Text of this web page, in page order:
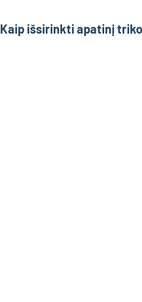
Kaip išsirinkti apatinį